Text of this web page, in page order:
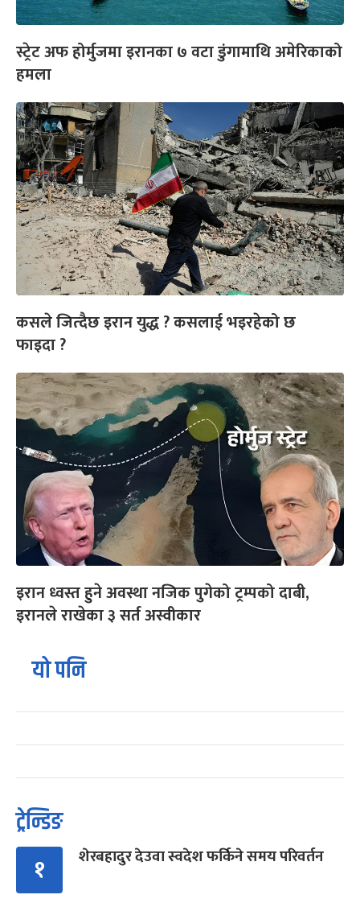
स्ट्रेट अफ होर्मुजमा इरानका ७ वटा डुंगामाथि अमेरिकाको
हमला
कसले जित्दैछ इरान युद्ध ? कसलाई भइरहेको छ
फाइदा ?
इरान ध्वस्त हुने अवस्था नजिक पुगेको ट्रम्पको दाबी,
इरानले राखेका ३ सर्त अस्वीकार
यो पनि
ट्रेन्डिङ
१ शेरबहादुर देउवा स्वदेश फर्किने समय परिवर्तन